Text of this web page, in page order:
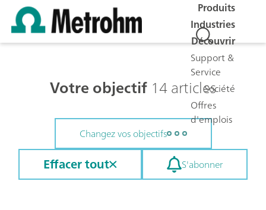
Produits
Industries
Découvrir
Support &
Service
Société
Offres
d'emplois
Votre objectif 14 articles
Changez vos objectifs
Effacer tout S'abonner